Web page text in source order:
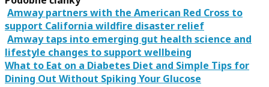
Amway partners with the American Red Cross to
support California wildfire disaster relief
Amway taps into emerging gut health science and
lifestyle changes to support wellbeing
What to Eat on a Diabetes Diet and Simple Tips for
Dining Out Without Spiking Your Glucose